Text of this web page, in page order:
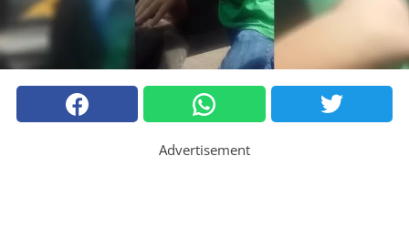
Advertisement